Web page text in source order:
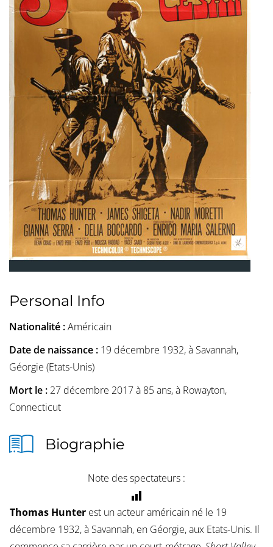
Personal Info
Nationalité :Américain
Date de naissance : 19 décembre 1932, à Savannah,
Géorgie (Etats-Unis)
Mort le : 27 décembre 2017 à 85 ans, à Rowayton,
Connecticut
Biographie
Note des spectateurs :
Thomas Hunterest un acteur américain né le 19
décembre 1932, à Savannah, en Géorgie, aux Etats-Unis. Il